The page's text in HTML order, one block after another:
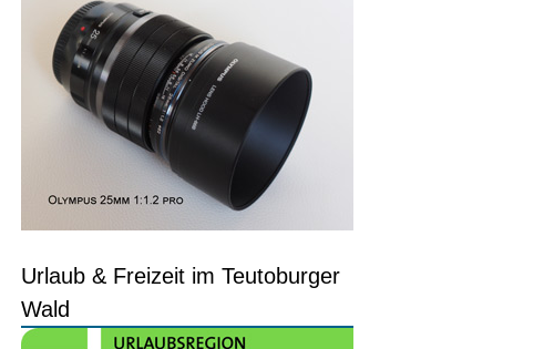
Urlaub & Freizeit im Teutoburger
Wald